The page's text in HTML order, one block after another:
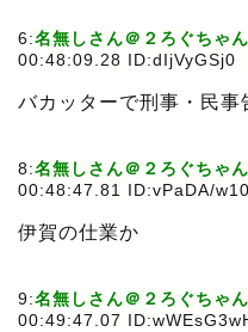
6:名無しさん＠２ろぐちゃ
00:48:09.28 ID:dIjVyGSj0
バカッターで刑事・民事
8:名無しさん＠２ろぐちゃ
00:48:47.81 ID:vPaDA/w10
伊賀の仕業か
9:名無しさん＠２ろぐちゃ
00:49:47.07